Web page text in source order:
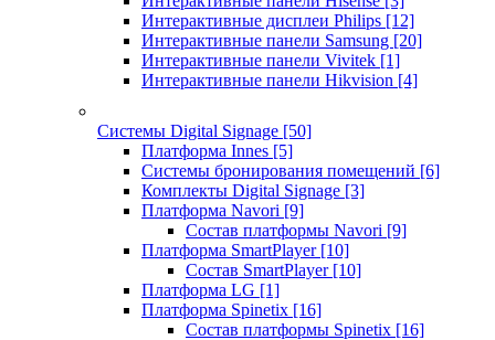
Интерактивные дисплеи Philips [12]
Интерактивные панели Samsung [20]
Интерактивные панели Vivitek [1]
Интерактивные панели Hikvision [4]
Системы Digital Signage [50]
Платформа Innes [5]
Системы бронирования помещений [6]
Комплекты Digital Signage [3]
Платформа Navori [9]
Состав платформы Navori [9]
Платформа SmartPlayer [10]
Состав SmartPlayer [10]
Платформа LG [1]
Платформа Spinetix [16]
Состав платформы Spinetix [16]